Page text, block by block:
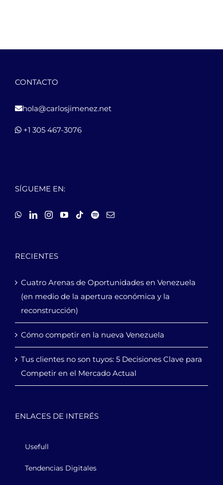
CONTACTO
hola@carlosjimenez.net
+1 305 467-3076
SÍGUEME EN:
RECIENTES
Cuatro Arenas de Oportunidades en Venezuela
(en medio de la apertura económica y la
reconstrucción)
Cómo competir en la nueva Venezuela
Tus clientes no son tuyos: 5 Decisiones Clave para
Competir en el Mercado Actual
ENLACES DE INTERÉS
Usefull
Tendencias Digitales